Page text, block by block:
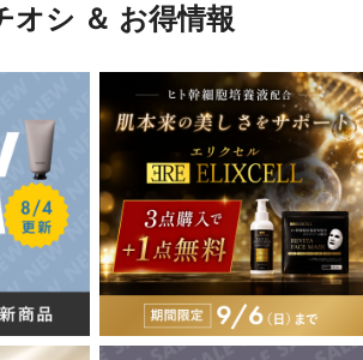
オシ ＆ お得情報